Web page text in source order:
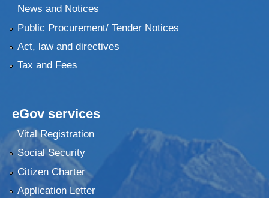
News and Notices
Public Procurement/ Tender Notices
Act, law and directives
Tax and Fees
eGov services
Vital Registration
Social Security
Citizen Charter
Application Letter